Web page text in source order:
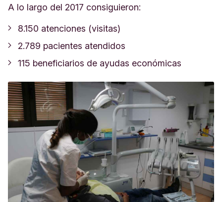
A lo largo del 2017 consiguieron:
8.150 atenciones (visitas)
2.789 pacientes atendidos
115 beneficiarios de ayudas económicas